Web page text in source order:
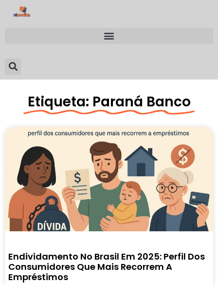
Etiqueta: Paraná Banco
Endividamento No Brasil Em 2025: Perfil Dos
Consumidores Que Mais Recorrem A
Empréstimos